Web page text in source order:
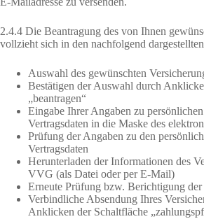
2.4.4 Die Beantragung des von Ihnen
vollzieht sich in den nachfolgend
Auswahl des gewünschten
Bestätigen der Auswahl durch
„beantragen“
Eingabe Ihrer Angaben zu
Vertragsdaten in die Maske des
Prüfung der Angaben zu den
Vertragsdaten
Herunterladen der Informationen des
VVG (als Datei oder per E-Mail)
Erneute Prüfung bzw. Berichtigung der
Verbindliche Absendung Ihres
Anklicken der Schaltfläche